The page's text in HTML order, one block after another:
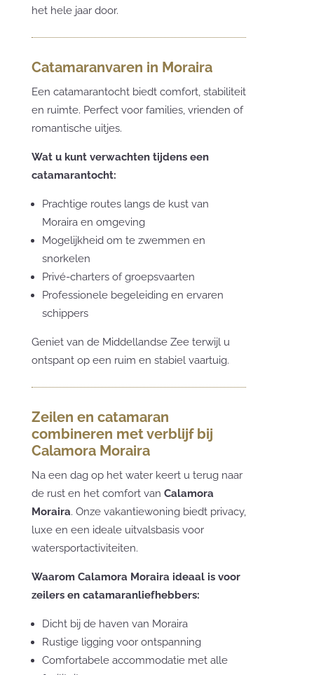
het hele jaar door.
Catamaranvaren in Moraira
Een catamarantocht biedt comfort, stabiliteit
en ruimte. Perfect voor families, vrienden of
romantische uitjes.
Wat u kunt verwachten tijdens een
catamarantocht:
Prachtige routes langs de kust van
Moraira en omgeving
Mogelijkheid om te zwemmen en
snorkelen
Privé-charters of groepsvaarten
Professionele begeleiding en ervaren
schippers
Geniet van de Middellandse Zee terwijl u
ontspant op een ruim en stabiel vaartuig.
Zeilen en catamaran
combineren met verblijf bij
Calamora Moraira
Na een dag op het water keert u terug naar
de rust en het comfort van Calamora
Moraira. Onze vakantiewoning biedt privacy,
luxe en een ideale uitvalsbasis voor
watersportactiviteiten.
Waarom Calamora Moraira ideaal is voor
zeilers en catamaranliefhebbers:
Dicht bij de haven van Moraira
Rustige ligging voor ontspanning
Comfortabele accommodatie met alle